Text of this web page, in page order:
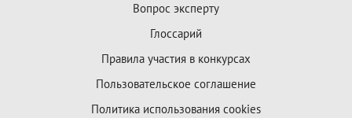
Вопрос эксперту
Глоссарий
Правила участия в конкурсах
Пользовательское соглашение
Политика использования cookies